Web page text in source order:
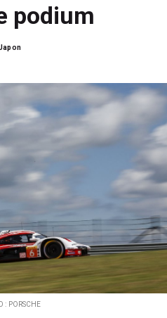
podium
: PORSCHE